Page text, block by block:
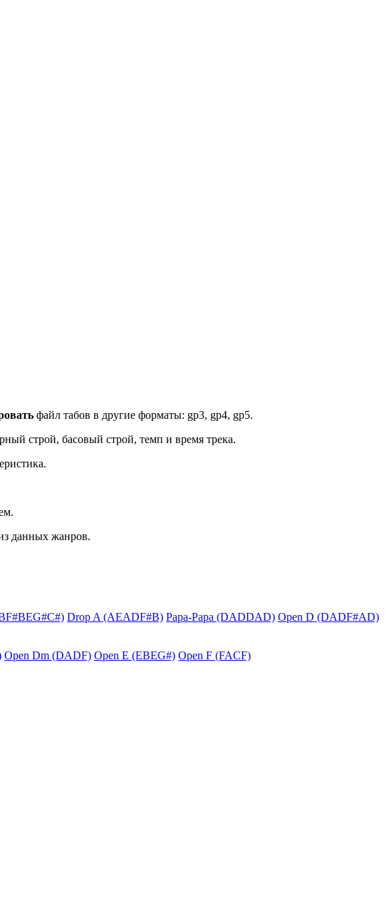
файл табов в другие форматы: gp3, gp4, gp5.
строй, басовый строй, темп и время трека.
данных жанров.
Drop A (AEADF#B) Papa-Papa (DADDAD) Open D (DADF#AD)
Open Dm (DADF) Open E (EBEG#) Open F (FACF)